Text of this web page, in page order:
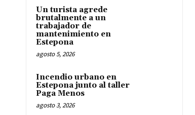
Un turista agrede
brutalmente a un
trabajador de
mantenimiento en
Estepona
agosto 5, 2026
Incendio urbano en
Estepona junto al taller
Paga Menos
agosto 3, 2026